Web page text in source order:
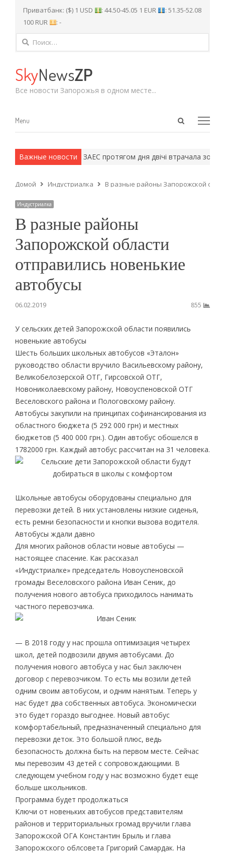
Приватбанк: ($) 1 USD : 44.50-45.05 1 EUR
: 51.35-52.08
100 RUR
: -
Найти:
SkyNewsZP
Все новости Запорожья в одном месте...
Open
Menu
Menu
Важные новости
методы. ЗАЕС протягом дня двічі втрачала
Домой Индустриалка В разные районы Запорожской
Индустриалка
В разные районы
Запорожской области
отправились новенькие
автобусы
06.02.2019 855
У сельских детей Запорожской области появились
новенькие автобусы
Шесть больших школьных автобусов «Эталон»
руководство области вручило Васильевскому району,
Великобелозерской ОТГ, Гирсовской ОТГ,
Новониколаевскому району, Новоуспеновской ОТГ
Веселовского района и Пологовскому району.
Автобусы закупили на принципах софинансирования из
областного бюджета (5 292 000 грн) и местных
бюджетов (5 400 000 грн.). Один автобус обошелся в
1782000 грн. Каждый автобус рассчитан на 31 человека.
Школьные автобусы оборудованы специально для
перевозки детей. В них установлены низкие сиденья,
есть ремни безопасности и кнопки вызова водителя.
Автобусы ждали давно
Для многих районов области новые автобусы —
настоящее спасение. Как рассказал
«Индустриалке» председатель Новоуспеновской
громады Веселовского района Иван Сеник, до
получения нового автобуса приходилось нанимать
частного перевозчика.
— В 2018 году у нас прошла оптимизация четырех
школ, детей подвозили двумя автобусами. До
получения нового автобуса у нас был заключен
договор с перевозчиком. То есть мы возили детей
одним своим автобусом, и одним нанятым. Теперь у
нас будет два собственных автобуса. Экономически
это будет гораздо выгоднее. Новый автобус
комфортабельный, предназначенный специально для
перевозки деток. Это большой плюс, ведь
безопасность должна быть на первом месте. Сейчас
мы перевозим 43 детей с сопровождающими. В
следующем учебном году у нас возможно будет еще
больше школьников.
Программа будет продолжаться
Ключи от новеньких автобусов представителям
районов и территориальных громад вручили глава
Запорожской ОГА Константин Брыль и глава
Запорожского облсовета Григорий Самардак. На